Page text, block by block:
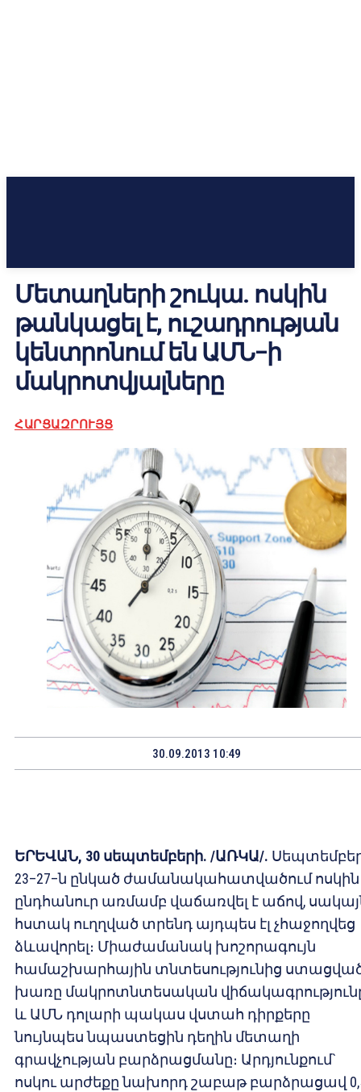
Մետաղների շուկա. ոսկին
թանկացել է, ուշադրության
կենտրոնում են ԱՄՆ–ի
մակրոտվյալները
ՀԱՐՑԱԶՐՈՒՅՑ
30.09.2013 10:49
ԵՐԵՎԱՆ, 30 սեպտեմբերի. /ԱՌԿԱ/.
23–27–ն ընկած ժամանակահատվածում ոսկին
ընդհանուր առմամբ վաճառվել է աճով,
հստակ ուղղված տրենդ այդպես էլ չհաջողվեց
ձևավորել։ Միաժամանակ խոշորագույն
համաշխարհային տնտեսությունից
խառը մակրոտնտեսական
և ԱՄՆ դոլարի պակաս վստահ դիրքերը
նույնպես նպաստեցին դեղին մետաղի
գրավչության բարձրացմանը։ Արդյունքում`
ոսկու արժեքը նախորդ շաբաթ բարձրացավ